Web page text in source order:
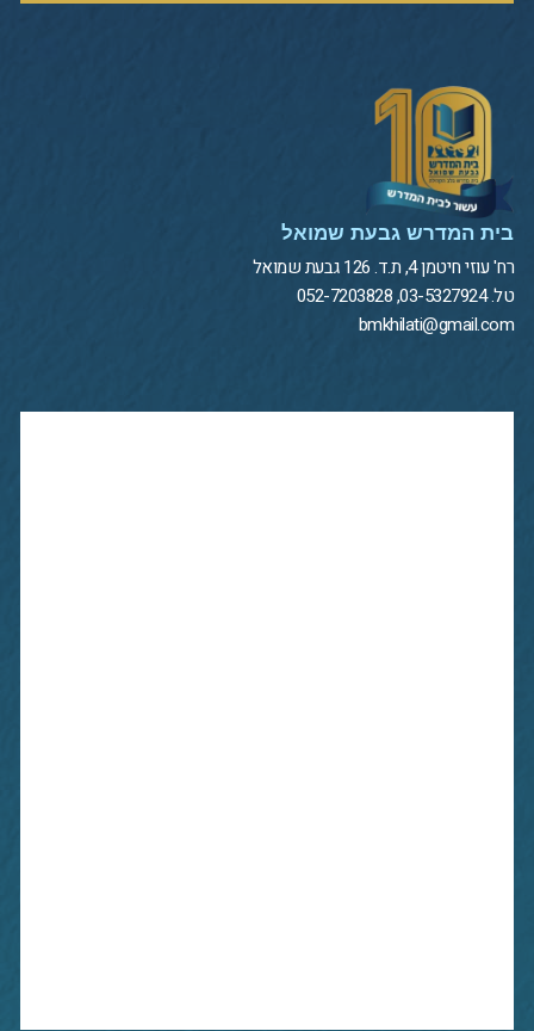
בית המדרש גבעת שמואל
רח' עוזי חיטמן 4, ת.ד. 126 גבעת שמואל
טל. 03-5327924, 052-7203828
bmkhilati@gmail.com